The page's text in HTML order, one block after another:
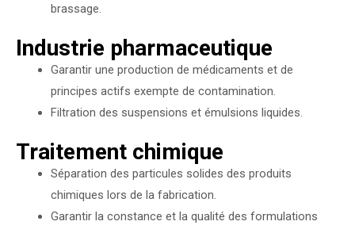
brassage.
Industrie pharmaceutique
Garantir une production de médicaments et de
principes actifs exempte de contamination.
Filtration des suspensions et émulsions liquides.
Traitement chimique
Séparation des particules solides des produits
chimiques lors de la fabrication.
Garantir la constance et la qualité des formulations